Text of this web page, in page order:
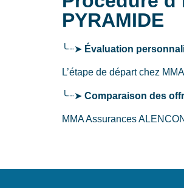
PYRAMIDE
╰┈➤ Évaluation
L’étape de départ chez
╰┈➤ Comparaison des
MMA Assurances